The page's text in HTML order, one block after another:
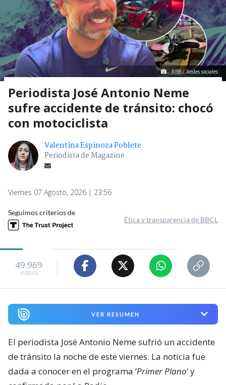
RBB / Redes sociales
Periodista José Antonio Neme
sufre accidente de tránsito: chocó
con motociclista
Valentina Espinoza Poblete
Periodista de Magazine
Viernes 07 Agosto, 2026 | 23:56
Seguimos criterios de
Ética y transparencia de BBCL
49.969
visitas
VER RESUMEN
El periodista José Antonio Neme sufrió un accidente
de tránsito la noche de este viernes. La noticia fue
dada a conocer en el programa ‘Primer Plano‘ y